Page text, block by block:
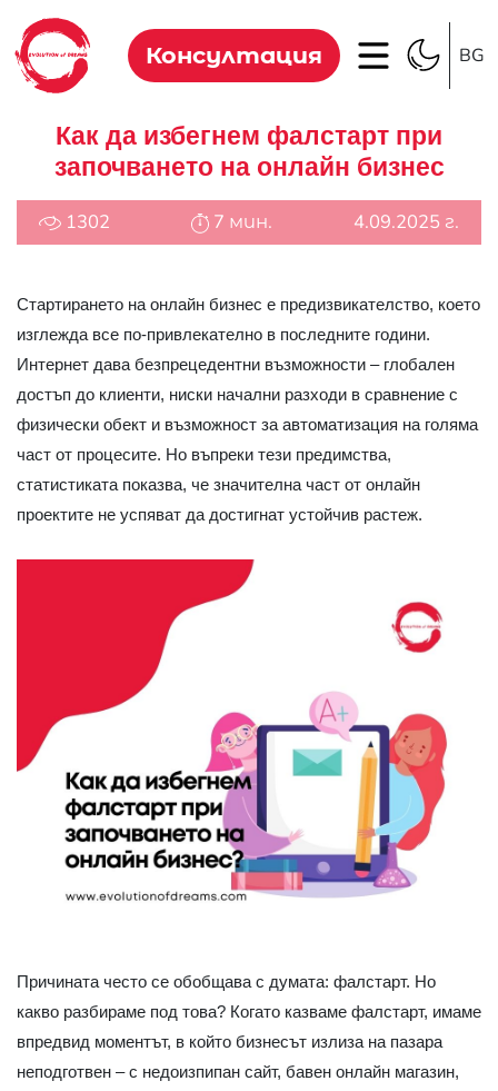
Консултация BG
Как да избегнем фалстарт при
започването на онлайн бизнес
1302 7 мин. 4.09.2025 г.
Стартирането на онлайн бизнес е предизвикателство, което
изглежда все по-привлекателно в последните години.
Интернет дава безпрецедентни възможности – глобален
достъп до клиенти, ниски начални разходи в сравнение с
физически обект и възможност за автоматизация на голяма
част от процесите. Но въпреки тези предимства,
статистиката показва, че значителна част от онлайн
проектите не успяват да достигнат устойчив растеж.
Причината често се обобщава с думата: фалстарт. Но
какво разбираме под това? Когато казваме фалстарт, имаме
впредвид моментът, в който бизнесът излиза на пазара
неподготвен – с недоизпипан сайт, бавен онлайн магазин,